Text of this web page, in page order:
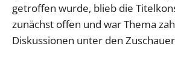
getroffen wurde, blieb die
zunächst offen und war Thema
Diskussionen unter den